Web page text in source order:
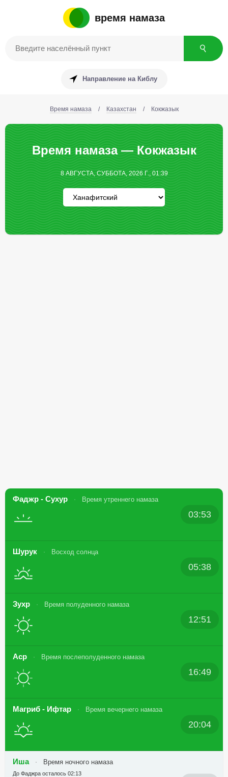
время намаза
Направление на Киблу
Время намаза / Казахстан / Кокжазык
Время намаза — Кокжазык
8 АВГУСТА, СУББОТА, 2026 Г., 01:39
Фаджр - Сухур Время утреннего намаза
03:53
Шурук Восход солнца
05:38
Зухр Время полуденного намаза
12:51
Аср Время послеполуденного намаза
16:49
Магриб - Ифтар Время вечернего намаза
20:04
Иша Время ночного намаза
До Фаджра осталось 02:13